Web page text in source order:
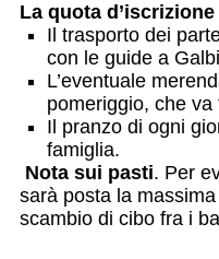
La quota
Il trasporto dei
con le guide a
L’eventuale
pomeriggio, che
Il pranzo di ogni
famiglia.
Nota sui pasti. Per
sarà posta la
scambio di cibo fra i